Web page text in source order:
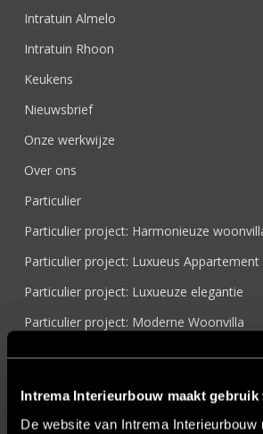
Intrema Interieurbouw maakt gebruik
De website van Intrema Interieurbouw
Intratuin Almelo
Intratuin Rhoon
Keukens
Nieuwsbrief
Onze werkwijze
Over ons
Particulier
Particulier project: Harmonieuze
Particulier project: Luxueus Appartement
Particulier project: Luxueuze elegantie
Particulier project: Moderne Woonvilla